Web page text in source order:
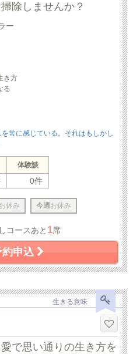
除しませんか？
ー
き方
る
常に感じている。それはもしかし
体験談
0件
お休み 今週 お休み
コースあと 1席
申込
生きる意味
で思い通りの生き方を